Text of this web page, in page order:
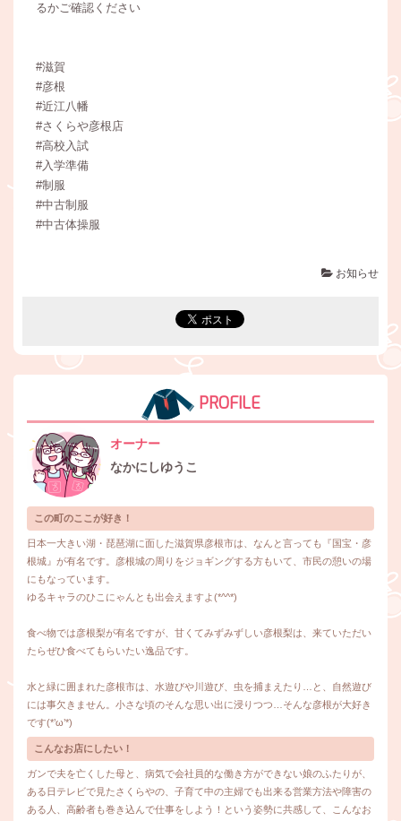
るかご確認ください
#滋賀
#彦根
#近江八幡
#さくらや彦根店
#高校入試
#入学準備
#制服
#中古制服
#中古体操服
お知らせ
PROFILE
オーナー
なかにしゆうこ
この町のここが好き！
日本一大きい湖・琵琶湖に面した滋賀県彦根市は、なんと言っても『国宝・彦
根城』が有名です。彦根城の周りをジョギングする方もいて、市民の憩いの場
にもなっています。
ゆるキャラのひこにゃんとも出会えますよ(*^^*)
食べ物では彦根梨が有名ですが、甘くてみずみずしい彦根梨は、来ていただい
たらぜひ食べてもらいたい逸品です。
水と緑に囲まれた彦根市は、水遊びや川遊び、虫を捕まえたり…と、自然遊び
には事欠きません。小さな頃のそんな思い出に浸りつつ…そんな彦根が大好き
です(*’ω’*)
こんなお店にしたい！
ガンで夫を亡くした母と、病気で会社員的な働き方ができない娘のふたりが、
ある日テレビで見たさくらやの、子育て中の主婦でも出来る営業方法や障害の
ある人、高齢者も巻き込んで仕事をしよう！という姿勢に共感して、こんなお